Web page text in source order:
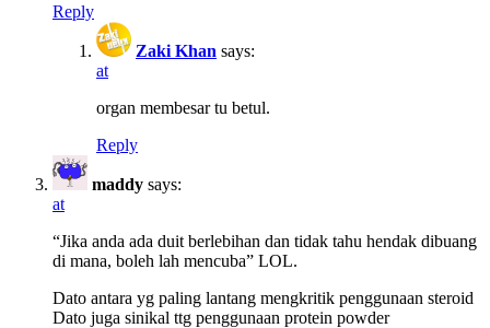
Reply
Zaki Khan says:
at
organ membesar tu betul.
Reply
maddy says:
at
“Jika anda ada duit berlebihan dan tidak tahu hendak dibuang
di mana, boleh lah mencuba” LOL.
Dato antara yg paling lantang mengkritik penggunaan steroid
Dato juga sinikal ttg penggunaan protein powder